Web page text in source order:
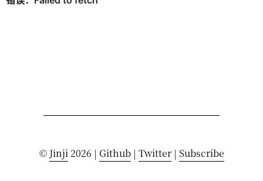
© Jinji2026 | Github| Twitter| Subscribe